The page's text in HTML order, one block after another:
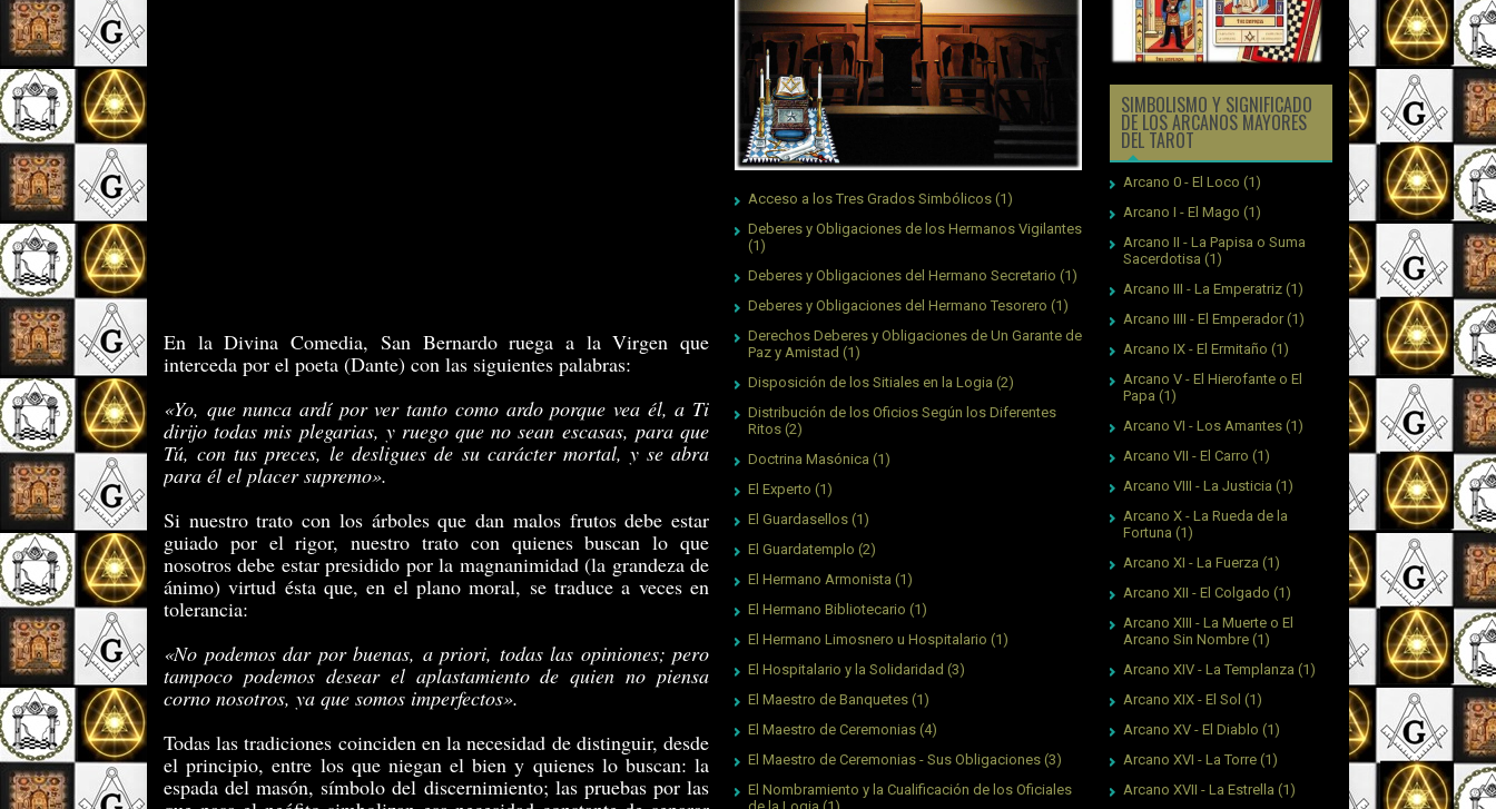
En la Divina Comedia, San Bernardo ruega a la Virgen que
interceda por el poeta (Dante) con las siguientes palabras:
«Yo, que nunca ardí por ver tanto como ardo porque vea él, a Ti
dirijo todas mis plegarias, y ruego que no sean escasas, para que
Tú, con tus preces, le desligues de su carácter mortal, y se abra
para él el placer supremo».
Si nuestro trato con los árboles que dan malos frutos debe estar
guiado por el rigor, nuestro trato con quienes buscan lo que
nosotros debe estar presidido por la magnanimidad (la grandeza de
ánimo) virtud ésta que, en el plano moral, se traduce a veces en
tolerancia:
«No podemos dar por buenas, a priori, todas las opiniones; pero
tampoco podemos desear el aplastamiento de quien no piensa
corno nosotros, ya que somos imperfectos».
Todas las tradiciones coinciden en la necesidad de distinguir, desde
el principio, entre los que niegan el bien y quienes lo buscan: la
espada del masón, símbolo del discernimiento; las pruebas por las
Acceso a los Tres Grados Simbólicos (1)
Deberes y Obligaciones de los Hermanos Vigilantes
(1)
Deberes y Obligaciones del Hermano Secretario (1)
Deberes y Obligaciones del Hermano Tesorero (1)
Derechos Deberes y Obligaciones de Un Garante de
Paz y Amistad (1)
Disposición de los Sitiales en la Logia (2)
Distribución de los Oficios Según los Diferentes
Ritos (2)
Doctrina Masónica (1)
El Experto (1)
El Guardasellos (1)
El Guardatemplo (2)
El Hermano Armonista (1)
El Hermano Bibliotecario (1)
El Hermano Limosnero u Hospitalario (1)
El Hospitalario y la Solidaridad (3)
El Maestro de Banquetes (1)
El Maestro de Ceremonias (4)
El Maestro de Ceremonias - Sus Obligaciones (3)
El Nombramiento y la Cualificación de los Oficiales
SIMBOLISMO Y SIGNIFICADO
DE LOS ARCANOS MAYORES
DEL TAROT
Arcano 0 - El Loco (1)
Arcano I - El Mago (1)
Arcano II - La Papisa o Suma
Sacerdotisa (1)
Arcano III - La Emperatriz (1)
Arcano IIII - El Emperador (1)
Arcano IX - El Ermitaño (1)
Arcano V - El Hierofante o El
Papa (1)
Arcano VI - Los Amantes (1)
Arcano VII - El Carro (1)
Arcano VIII - La Justicia (1)
Arcano X - La Rueda de la
Fortuna (1)
Arcano XI - La Fuerza (1)
Arcano XII - El Colgado (1)
Arcano XIII - La Muerte o El
Arcano Sin Nombre (1)
Arcano XIV - La Templanza (1)
Arcano XIX - El Sol (1)
Arcano XV - El Diablo (1)
Arcano XVI - La Torre (1)
Arcano XVII - La Estrella (1)